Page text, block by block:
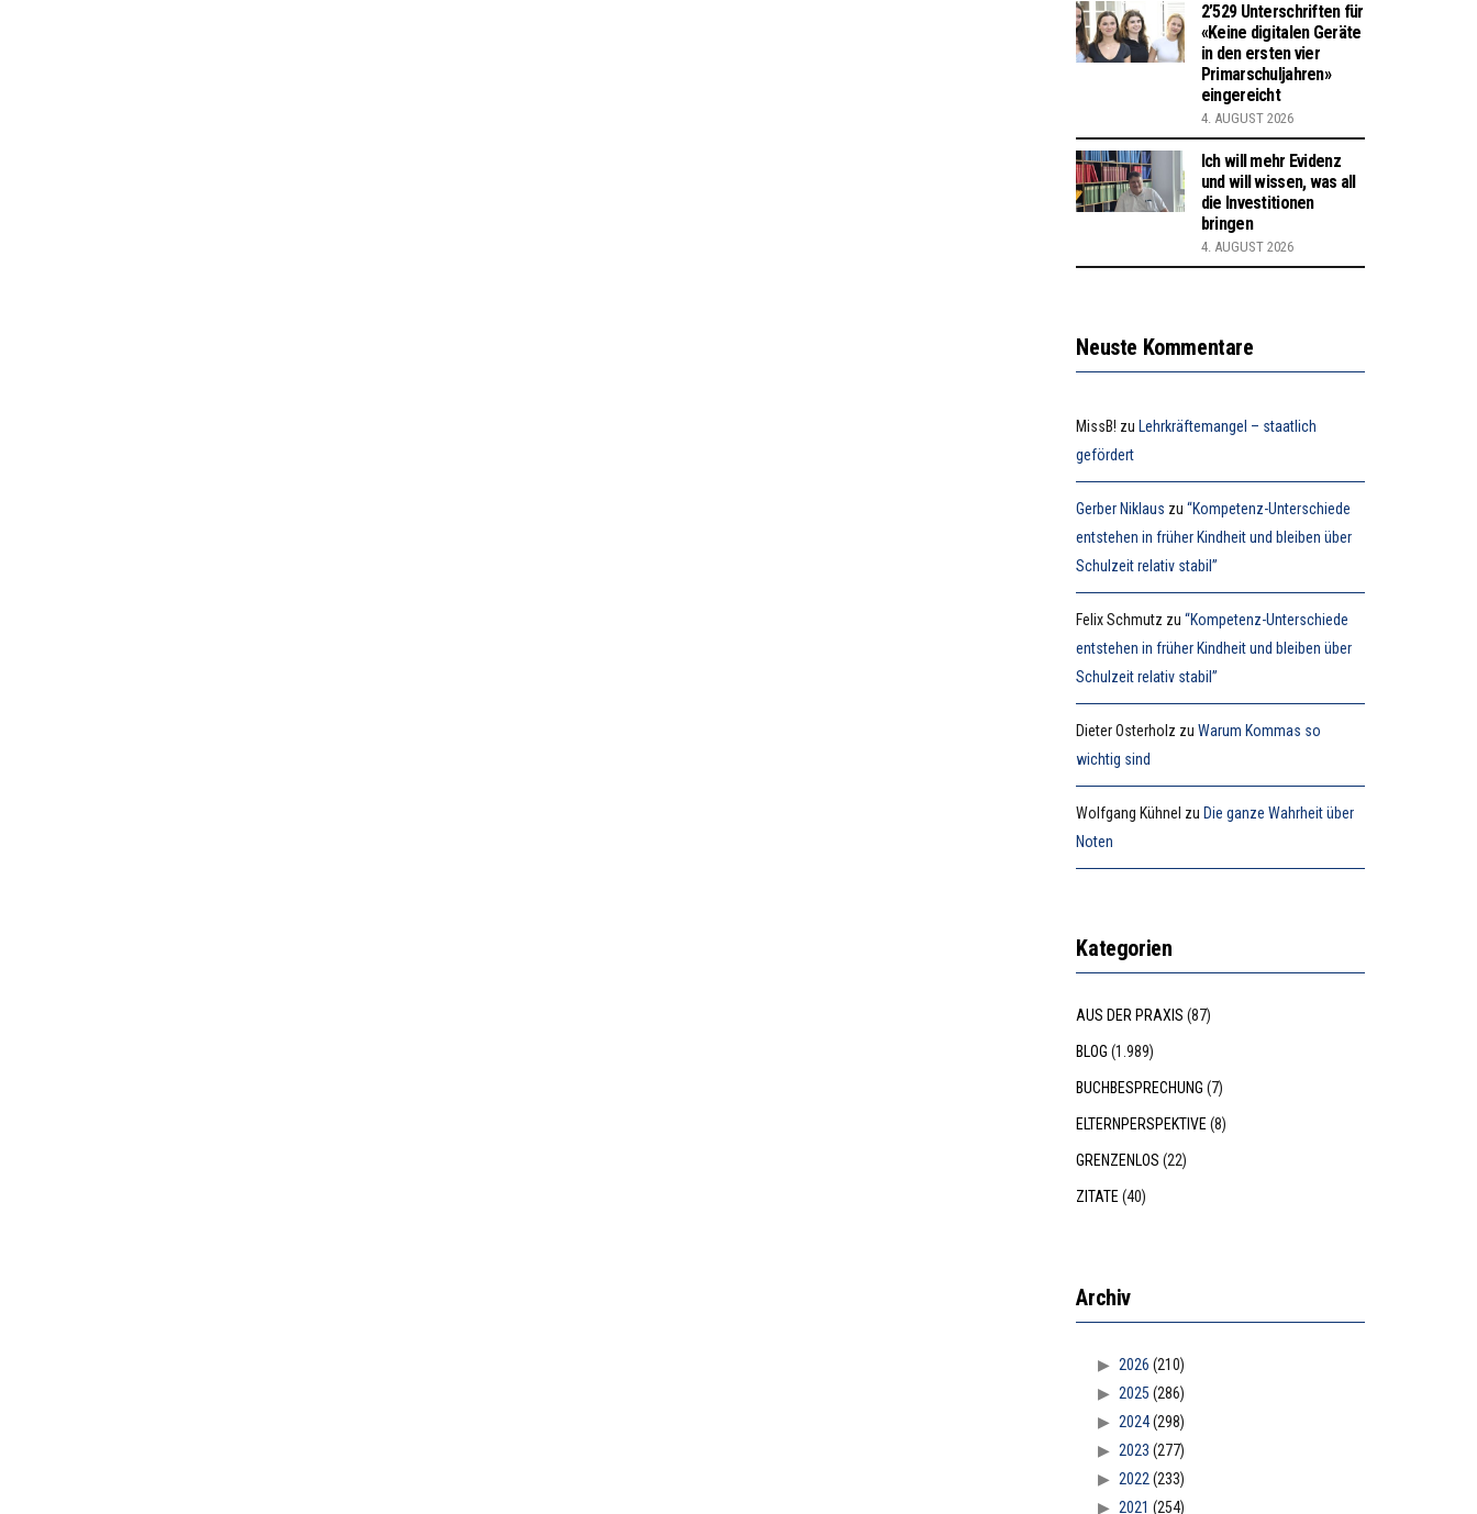
2’529 Unterschriften für
«Keine digitalen Geräte
in den ersten vier
Primarschuljahren»
eingereicht
4. AUGUST 2026
Ich will mehr Evidenz
und will wissen, was all
die Investitionen
bringen
4. AUGUST 2026
Neuste Kommentare
MissB! zu Lehrkräftemangel – staatlich
gefördert
Gerber Niklaus zu“Kompetenz-Unterschiede
entstehen in früher Kindheit und bleiben über
Schulzeit relativ stabil”
Felix Schmutz zu“Kompetenz-Unterschiede
entstehen in früher Kindheit und bleiben über
Schulzeit relativ stabil”
Dieter Osterholz zuWarum Kommas so
wichtig sind
Wolfgang Kühnel zu Die ganze Wahrheit über
Noten
Kategorien
AUS DER PRAXIS (87)
BLOG (1.989)
BUCHBESPRECHUNG (7)
ELTERNPERSPEKTIVE(8)
GRENZENLOS (22)
ZITATE(40)
Archiv
2026 (210)
2025 (286)
2024(298)
2023 (277)
2022(233)
2021 (254)